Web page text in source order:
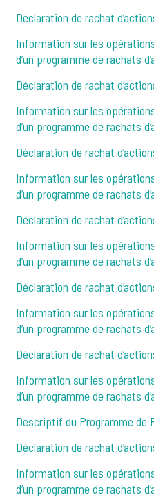
Déclaration de rachat
Information sur les
d’un programme de rachats
Déclaration de rachat
Information sur les
d’un programme de rachats
Déclaration de rachat
Information sur les
d’un programme de rachats
Déclaration de rachat
Information sur les
d’un programme de rachats
Déclaration de rachat
Information sur les
d’un programme de rachats
Déclaration de rachat
Information sur les
d’un programme de rachats
Descriptif du Programme de
Déclaration de rachat
Information sur les
d’un programme de rachats